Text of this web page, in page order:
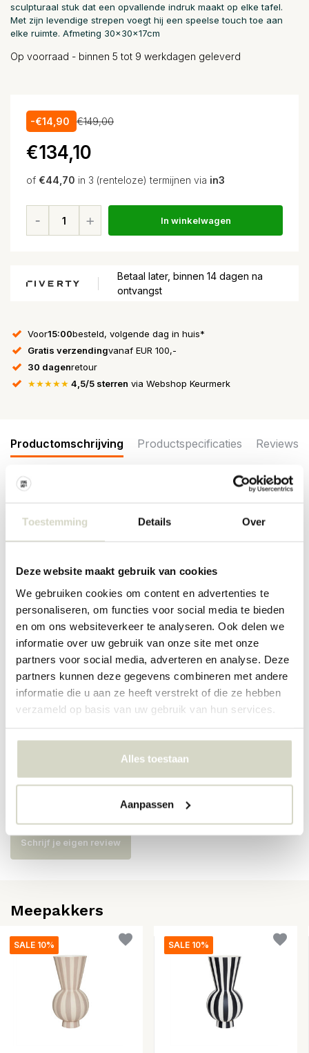
Toestemming Details Over
Deze website maakt gebruik van cookies
We gebruiken cookies om content en advertenties te
personaliseren, om functies voor social media te bieden
en om ons websiteverkeer te analyseren. Ook delen we
informatie over uw gebruik van onze site met onze
partners voor social media, adverteren en analyse. Deze
partners kunnen deze gegevens combineren met andere
informatie die u aan ze heeft verstrekt of die ze hebben
verzameld op basis van uw gebruik van hun services.
Alles toestaan
Aanpassen
sculpturaal stuk dat een opvallende indruk maakt op elke tafel.
Met zijn levendige strepen voegt hij een speelse touch toe aan
elke ruimte. Afmeting 30x30x17cm
Op voorraad - binnen 5 tot 9 werkdagen geleverd
-€14,90 €149,00
€134,10
of €44,70 in 3 (renteloze) termijnen via in3
In winkelwagen
Betaal later, binnen 14 dagen na
ontvangst
Voor15:00besteld, volgende dag in huis*
Gratis verzendingvanaf EUR 100,-
30 dagenretour
★★★★★ 4,5/5 sterren via Webshop Keurmerk
Productomschrijving Productspecificaties Reviews
Met zijn levendige strepen voegt hij een speelse touch toe aan
elke ruimte. Afmeting 30x30x17cm
Afmeting: lengte 30 x breedte 30 x hoogte 17cm
Materiaal: aardewerk
Kleur: zwart
PRODUCTSPECIFICATIES
Artikelnummer L301534
SKU L301534
Reviews
Er zijn nog geen reviews geschreven over dit product..
Schrijf je eigen review
Meepakkers
SALE 10% SALE 10%